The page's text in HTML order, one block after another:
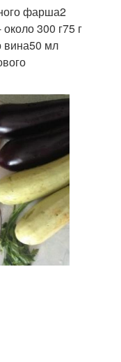
фарша2
300 г75 г
вина50 мл